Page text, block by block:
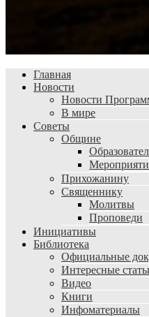
Главная
Новости
Новости
В мире
Советы
Общине
Прихожанину
Священнику
Молитвы
Проповеди
Инициативы
Библиотека
Официальные
Интересные
Видео
Книги
Инфоматериалы